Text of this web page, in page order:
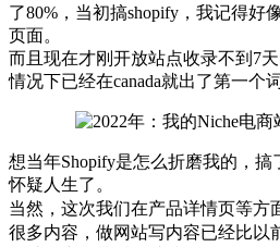
了80%，当初搞shopify，我记得好
页面。
而且现在才刚开放站点收录不到7
情况下已经在canada就出了第一个词
想当年Shopify是怎么折磨我的，
怀疑人生了。
当然，这次我们在产品详情页等方
很多内容，做网站写内容已经比以